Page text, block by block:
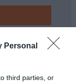
Personal
third parties, or